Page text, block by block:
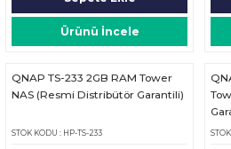
Ürünü İncele
QNAP TS-233 2GB RAM Tower
NAS (Resmi Distribütör Garantili)
STOK KODU : HP-TS-233